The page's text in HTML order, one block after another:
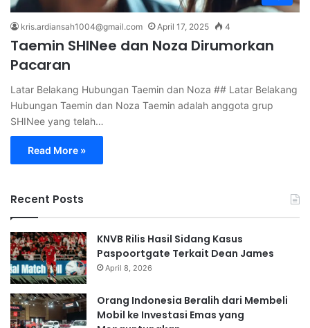
kris.ardiansah1004@gmail.com April 17, 2025 4
Taemin SHINee dan Noza Dirumorkan
Pacaran
Latar Belakang Hubungan Taemin dan Noza ## Latar Belakang
Hubungan Taemin dan Noza Taemin adalah anggota grup
SHINee yang telah…
Read More »
Recent Posts
KNVB Rilis Hasil Sidang Kasus
Paspoortgate Terkait Dean James
April 8, 2026
Orang Indonesia Beralih dari Membeli
Mobil ke Investasi Emas yang